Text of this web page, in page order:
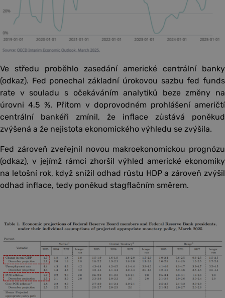
Ve středu proběhlo zasedání americké centrální banky
(odkaz). Fed ponechal základní úrokovou sazbu fed funds
rate v souladu s očekáváním analytiků beze změny na
úrovni 4,5 %. Přitom v doprovodném prohlášení američtí
centrální bankéři zmínil, že inflace zůstává poněkud
zvýšená a že nejistota ekonomického výhledu se zvýšila.
Fed zároveň zveřejnil novou makroekonomickou prognózu
(odkaz), v jejímž rámci zhoršil výhled americké ekonomiky
na letošní rok, když snížil odhad růstu HDP a zároveň zvýšil
odhad inflace, tedy poněkud stagflačním směrem.